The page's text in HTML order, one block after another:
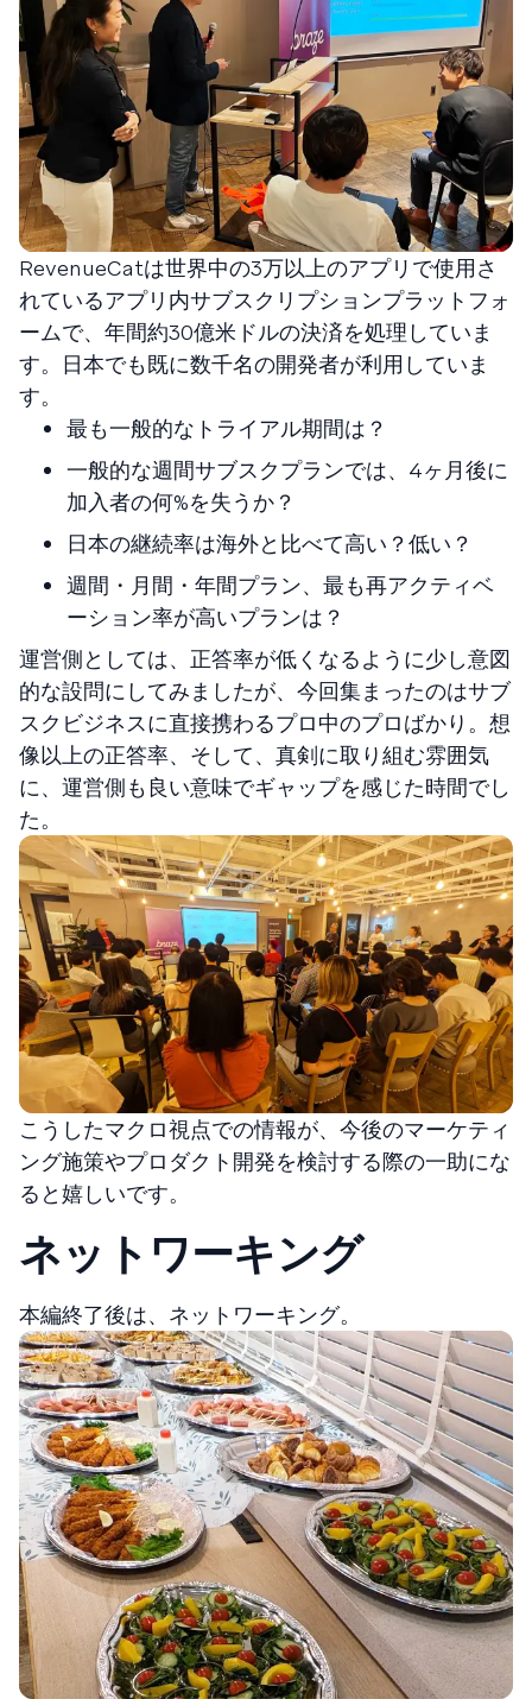
RevenueCatは世界中の3万以上のアプリで使用さ
れているアプリ内サブスクリプションプラットフォ
ームで、年間約30億米ドルの決済を処理していま
す。日本でも既に数千名の開発者が利用していま
す。
最も一般的なトライアル期間は？
一般的な週間サブスクプランでは、4ヶ月後に
加入者の何%を失うか？
日本の継続率は海外と比べて高い？低い？
週間・月間・年間プラン、最も再アクティベ
ーション率が高いプランは？
運営側としては、正答率が低くなるように少し意図
的な設問にしてみましたが、今回集まったのはサブ
スクビジネスに直接携わるプロ中のプロばかり。想
像以上の正答率、そして、真剣に取り組む雰囲気
に、運営側も良い意味でギャップを感じた時間でし
た。
こうしたマクロ視点での情報が、今後のマーケティ
ング施策やプロダクト開発を検討する際の一助にな
ると嬉しいです。
ネットワーキング
本編終了後は、ネットワーキング。